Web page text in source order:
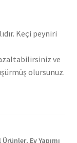
Keçi peyniri
ve
olursunuz.
Ürünler, Ev Yapımı